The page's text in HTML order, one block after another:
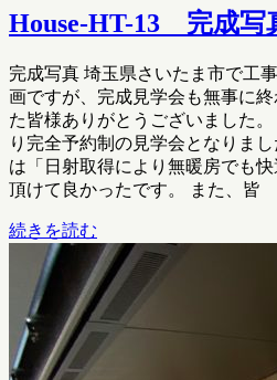
House-HT-13 完成写
完成写真 埼玉県さいたま市で工
画ですが、完成見学会も無事に
た皆様ありがとうございました
り完全予約制の見学会となりま
は「日射取得により無暖房でも
頂けて良かったです。 また、皆
続きを読む